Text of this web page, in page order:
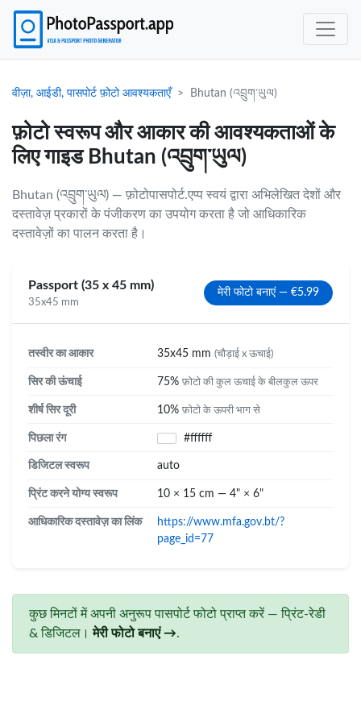
वीज़ा, आईडी, पासपोर्ट फ़ोटो आवश्यकताएँ Bhutan (འབྲུག་ཡུལ)
फ़ोटो स्वरूप और आकार की आवश्यकताओं के
लिए गाइड Bhutan (འབྲུག་ཡུལ)
Bhutan (འབྲུག་ཡུལ) — फ़ोटोपासपोर्ट.एप्प स्वयं द्वारा अभिलेखित देशों और
दस्तावेज़ प्रकारों के पंजीकरण का उपयोग करता है जो आधिकारिक
दस्तावेज़ों का पालन करता है।
Passport (35 x 45 mm)
35x45 mm
मेरी फोटो बनाएं — €5.99
तस्वीर का आकार 35x45 mm (चौड़ाई x ऊचाई)
सिर की ऊंचाई 75% फ़ोटो की कुल ऊचाई के बीलकुल ऊपर
शीर्ष सिर दूरी 10% फ़ोटो के ऊपरी भाग से
पिछला रंग #ffffff
डिजिटल स्वरूप auto
प्रिंट करने योग्य स्वरूप 10 × 15 cm — 4" × 6"
आधिकारिक दस्तावेज़ का लिंक
https://www.mfa.gov.bt/?
page_id=77
कुछ मिनटों में अपनी अनुरूप पासपोर्ट फोटो प्राप्त करें — प्रिंट-रेडी
& डिजिटल।मेरी फोटो बनाएं →.